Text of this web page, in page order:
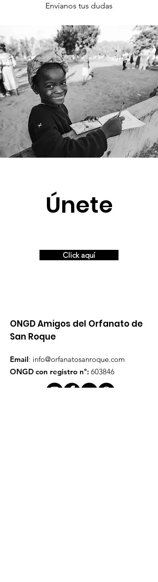
Envíanos tus dudas
Únete
Click aquí
ONGD Amigos del Orfanato de
San Roque
Email: info@orfanatosanroque.com
ONGD con registro nº: 603846